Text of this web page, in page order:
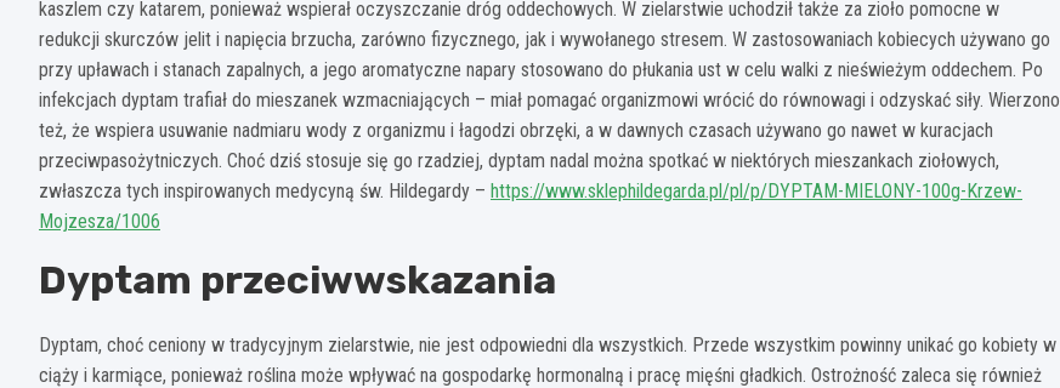
kaszlem czy katarem, ponieważ wspierał oczyszczanie dróg oddechowych. W zielarstwie uchodził także za zioło pomocne w
redukcji skurczów jelit i napięcia brzucha, zarówno fizycznego, jak i wywołanego stresem. W zastosowaniach kobiecych używano go
przy upławach i stanach zapalnych, a jego aromatyczne napary stosowano do płukania ust w celu walki z nieświeżym oddechem. Po
infekcjach dyptam trafiał do mieszanek wzmacniających – miał pomagać organizmowi wrócić do równowagi i odzyskać siły. Wierzono
też, że wspiera usuwanie nadmiaru wody z organizmu i łagodzi obrzęki, a w dawnych czasach używano go nawet w kuracjach
przeciwpasożytniczych. Choć dziś stosuje się go rzadziej, dyptam nadal można spotkać w niektórych mieszankach ziołowych,
zwłaszcza tych inspirowanych medycyną św. Hildegardy – https://www.sklephildegarda.pl/pl/p/DYPTAM-MIELONY-100g-Krzew-
Mojzesza/1006
Dyptam przeciwwskazania
Dyptam, choć ceniony w tradycyjnym zielarstwie, nie jest odpowiedni dla wszystkich. Przede wszystkim powinny unikać go kobiety w
ciąży i karmiące, ponieważ roślina może wpływać na gospodarkę hormonalną i pracę mięśni gładkich. Ostrożność zaleca się również